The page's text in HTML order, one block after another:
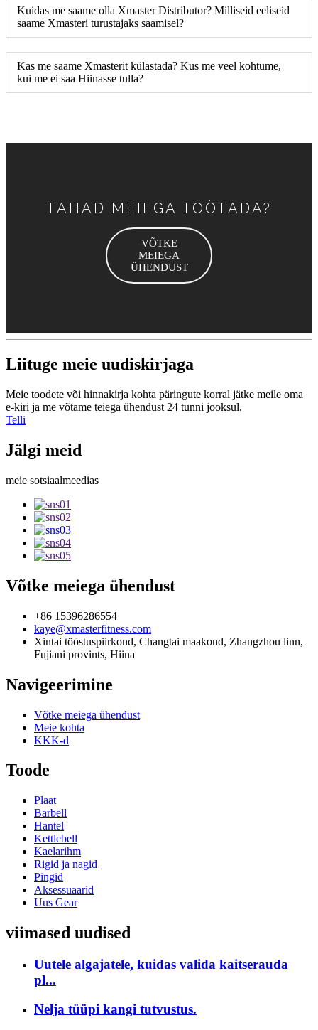
Kuidas me saame olla Xmaster Distributor? Milliseid eeliseid
saame Xmasteri turustajaks saamisel?
Kas me saame Xmasterit külastada? Kus me veel kohtume,
kui me ei saa Hiinasse tulla?
TAHAD MEIEGA TÖÖTADA?
VÕTKE
MEIEGA
ÜHENDUST
Liituge meie uudiskirjaga
Meie toodete või hinnakirja kohta päringute korral jätke meile oma
e-kiri ja me võtame teiega ühendust 24 tunni jooksul.
Telli
Jälgi meid
meie sotsiaalmeedias
Võtke meiega ühendust
+86 15396286554
kaye@xmasterfitness.com
Xintai tööstuspiirkond, Changtai maakond, Zhangzhou linn,
Fujiani provints, Hiina
Navigeerimine
Võtke meiega ühendust
Meie kohta
KKK-d
Toode
Plaat
Barbell
Hantel
Kettlebell
Kaelarihm
Rigid ja nagid
Pingid
Aksessuaarid
Uus Gear
viimased uudised
Uutele algajatele, kuidas valida kaitserauda
pl...
Nelja tüüpi kangi tutvustus.